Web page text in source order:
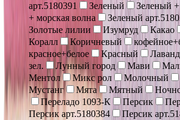
арт.5180391
Зеленый Зеленый
+ морская волна
Зеленый
Золотые лилии
Изумруд Какао
Коралл
Коричневый
красное+белое
Красный
зел.
Лунный город Мави
Ментол
Микс рол Молочный
Мустанг
Мята Мятный
Переладо 1093-К
Персик
Персик арт.5180384
Персик